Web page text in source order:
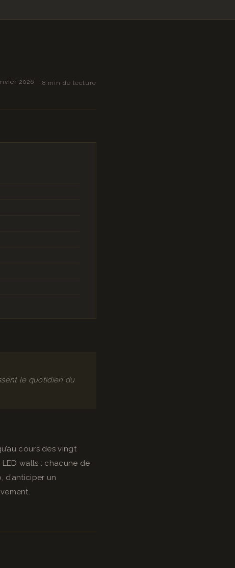
2026 8 min de lecture
le quotidien du
cours des vingt
walls : chacune de
un